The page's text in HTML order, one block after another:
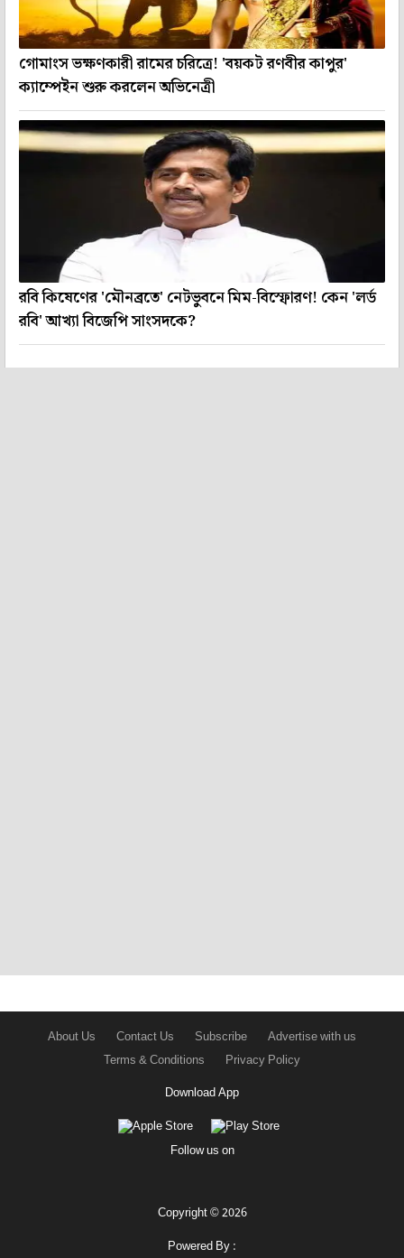
গোমাংস ভক্ষণকারী রামের চরিত্রে! 'বয়কট রণবীর কাপুর'
ক্যাম্পেইন শুরু করলেন অভিনেত্রী
রবি কিষেণের 'মৌনব্রতে' নেটভুবনে মিম-বিস্ফোরণ! কেন 'লর্ড
রবি' আখ্যা বিজেপি সাংসদকে?
About Us Contact Us Subscribe
Advertise with us
Terms & Conditions
Privacy Policy
Download App
Follow us on
Copyright © 2026
Powered By :